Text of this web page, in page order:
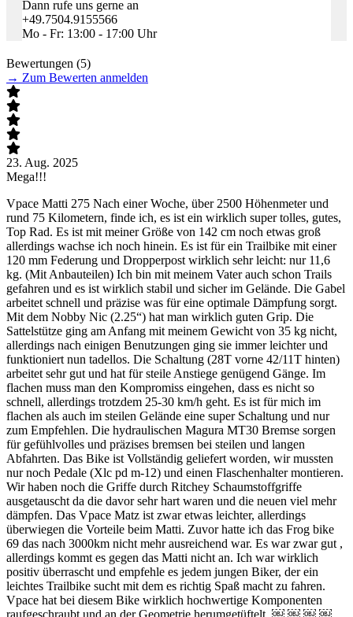
Dann rufe uns gerne an
+49.7504.9155566
Mo - Fr: 13:00 - 17:00 Uhr
Bewertungen (5)
→ Zum Bewerten anmelden
23. Aug. 2025
Mega!!!
Vpace Matti 275 Nach einer Woche, über 2500 Höhenmeter und
rund 75 Kilometern, finde ich, es ist ein wirklich super tolles, gutes,
Top Rad. Es ist mit meiner Größe von 142 cm noch etwas groß
allerdings wachse ich noch hinein. Es ist für ein Trailbike mit einer
120 mm Federung und Dropperpost wirklich sehr leicht: nur 11,6
kg. (Mit Anbauteilen) Ich bin mit meinem Vater auch schon Trails
gefahren und es ist wirklich stabil und sicher im Gelände. Die Gabel
arbeitet schnell und präzise was für eine optimale Dämpfung sorgt.
Mit dem Nobby Nic (2.25“) hat man wirklich guten Grip. Die
Sattelstütze ging am Anfang mit meinem Gewicht von 35 kg nicht,
allerdings nach einigen Benutzungen ging sie immer leichter und
funktioniert nun tadellos. Die Schaltung (28T vorne 42/11T hinten)
arbeitet sehr gut und hat für steile Anstiege genügend Gänge. Im
flachen muss man den Kompromiss eingehen, dass es nicht so
schnell, allerdings trotzdem 25-30 km/h geht. Es ist für mich im
flachen als auch im steilen Gelände eine super Schaltung und nur
zum Empfehlen. Die hydraulischen Magura MT30 Bremse sorgen
für gefühlvolles und präzises bremsen bei steilen und langen
Abfahrten. Das Bike ist Vollständig geliefert worden, wir mussten
nur noch Pedale (Xlc pd m-12) und einen Flaschenhalter montieren.
Wir haben noch die Griffe durch Ritchey Schaumstoffgriffe
ausgetauscht da die davor sehr hart waren und die neuen viel mehr
dämpfen. Das Vpace Matz ist zwar etwas leichter, allerdings
überwiegen die Vorteile beim Matti. Zuvor hatte ich das Frog bike
69 das nach 3000km nicht mehr ausreichend war. Es war zwar gut ,
allerdings kommt es gegen das Matti nicht an. Ich war wirklich
positiv überrascht und empfehle es jedem jungen Biker, der ein
leichtes Trailbike sucht mit dem es richtig Spaß macht zu fahren.
Vpace hat bei diesem Bike wirklich hochwertige Komponenten